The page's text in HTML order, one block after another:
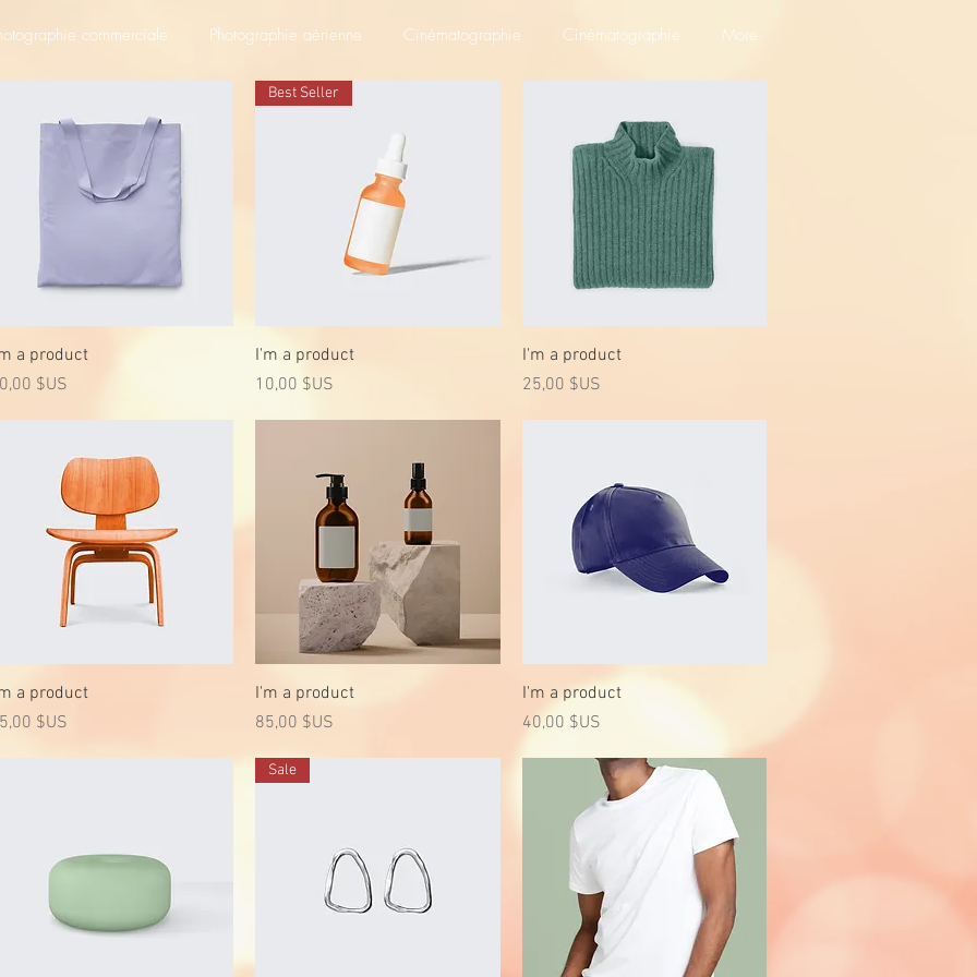
commerciale Photographie aérienne Cinématographie Cinématographie More
Aperçu rapide
a product
$US
Aperçu rapide
Best Seller
I'm a product
Prix
10,00 $US
Aperçu rapide
I'm a product
Prix
25,00 $US
Aperçu rapide
a product
$US
Aperçu rapide
I'm a product
Prix
85,00 $US
Aperçu rapide
I'm a product
Prix
40,00 $US
Sale